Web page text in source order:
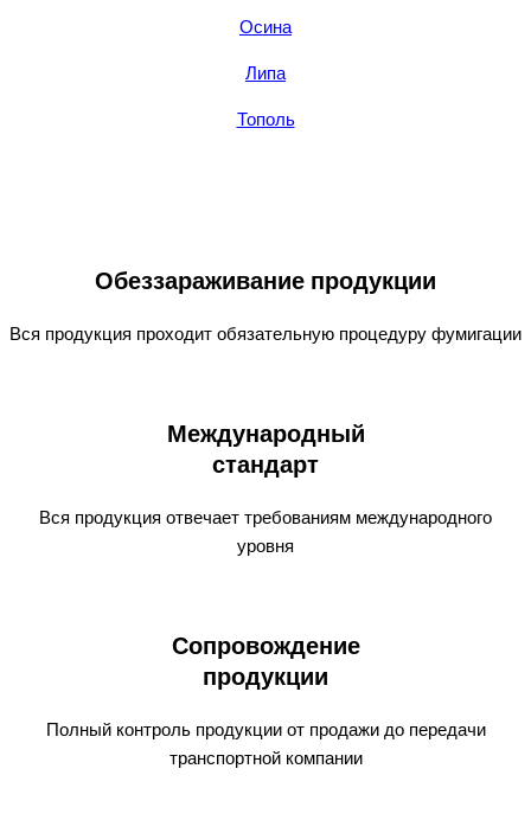
Осина
Липа
Тополь
Обеззараживание продукции
Вся продукция проходит обязательную процедуру фумигации
Международный
стандарт
Вся продукция отвечает требованиям международного
уровня
Сопровождение
продукции
Полный контроль продукции от продажи до передачи
транспортной компании